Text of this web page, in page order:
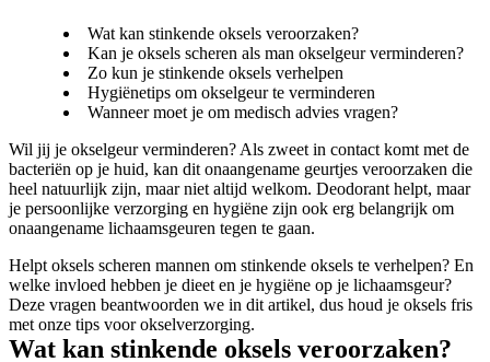
Wat kan stinkende oksels veroorzaken?
Kan je oksels scheren als man okselgeur verminderen?
Zo kun je stinkende oksels verhelpen
Hygiënetips om okselgeur te verminderen
Wanneer moet je om medisch advies vragen?
Wil jij je okselgeur verminderen? Als zweet in contact komt met de
bacteriën op je huid, kan dit onaangename geurtjes veroorzaken die
heel natuurlijk zijn, maar niet altijd welkom. Deodorant helpt, maar
je persoonlijke verzorging en hygiëne zijn ook erg belangrijk om
onaangename lichaamsgeuren tegen te gaan.
Helpt oksels scheren mannen om stinkende oksels te verhelpen? En
welke invloed hebben je dieet en je hygiëne op je lichaamsgeur?
Deze vragen beantwoorden we in dit artikel, dus houd je oksels fris
met onze tips voor okselverzorging.
Wat kan stinkende oksels veroorzaken?